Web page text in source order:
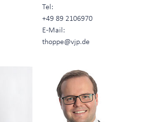
Tel:
+49 89 2106970
E-Mail:
thoppe@vjp.de